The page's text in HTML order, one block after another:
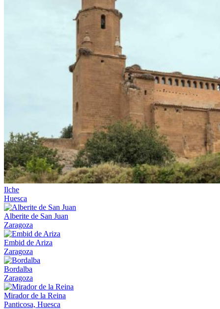
Ilche
Huesca
Alberite de San Juan
Zaragoza
Embid de Ariza
Zaragoza
Bordalba
Zaragoza
Mirador de la Reina
Panticosa, Huesca